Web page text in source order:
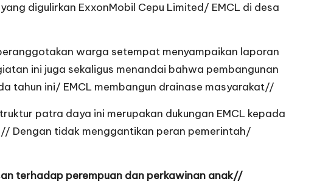
digulirkan ExxonMobil Cepu Limited/ EMCL di desa
warga setempat menyampaikan laporan
ini juga sekaligus menandai bahwa pembangunan
tahun ini/ EMCL membangun drainase masyarakat//
patra daya ini merupakan dukungan EMCL kepada
Dengan tidak menggantikan peran pemerintah/
terhadap perempuan dan perkawinan anak//